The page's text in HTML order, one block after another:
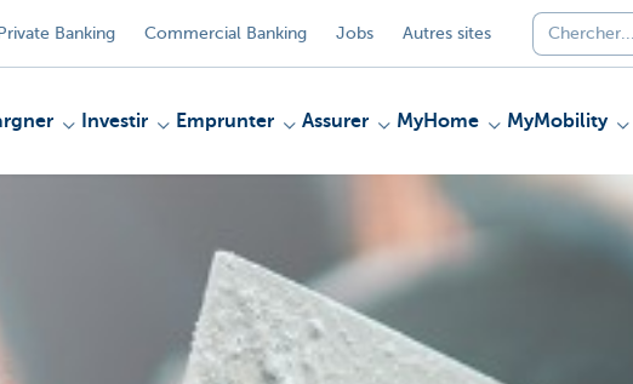
Banking Commercial Banking Jobs Autres sites
Investir Emprunter Assurer MyHome MyMobility